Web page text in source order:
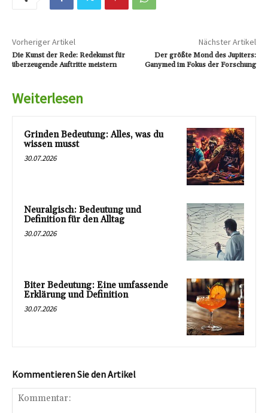
Vorheriger Artikel
Die Kunst der Rede: Redekunst für
überzeugende Auftritte meistern
Nächster Artikel
Der größte Mond des Jupiters:
Ganymed im Fokus der Forschung
Weiterlesen
Grinden Bedeutung: Alles, was du
wissen musst
30.07.2026
Neuralgisch: Bedeutung und
Definition für den Alltag
30.07.2026
Biter Bedeutung: Eine umfassende
Erklärung und Definition
30.07.2026
Kommentieren Sie den Artikel